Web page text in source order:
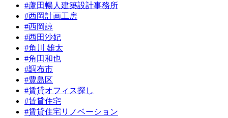
#蘆田暢人建築設計事務所
#西岡計画工房
#西岡諒
#西田沙妃
#角川 雄太
#角田和也
#調布市
#豊島区
#賃貸オフィス探し
#賃貸住宅
#賃貸住宅リノベーション